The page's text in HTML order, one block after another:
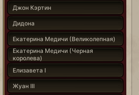
Джон Кэртин
Дидона
Екатерина Медичи (Великолепная)
Екатерина Медичи (Черная
королева)
Елизавета I
Жуан III